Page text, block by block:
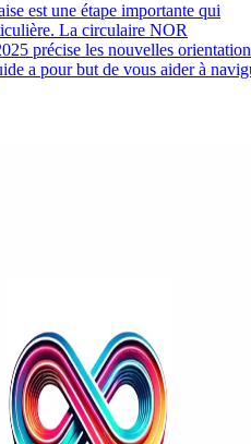
est une étape importante qui
La circulaire NOR
précise les nouvelles
a pour but de vous aider à